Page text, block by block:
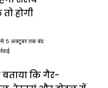
5 अक्टूबर तक बंद
बताया कि गैर-